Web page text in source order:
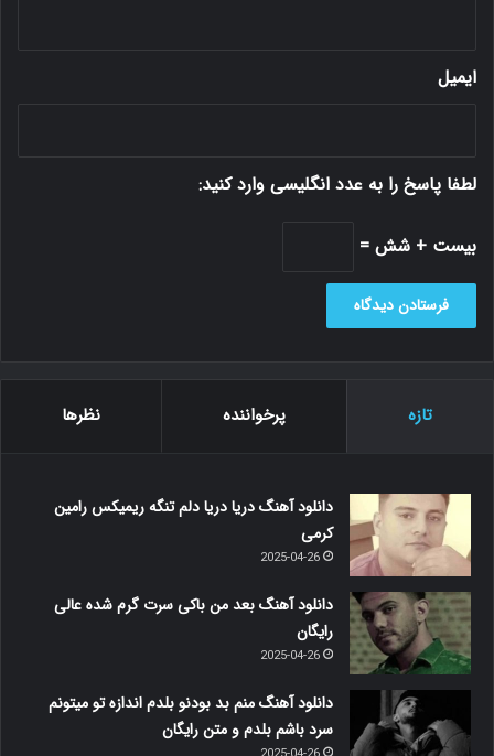
ایمیل
لطفا پاسخ را به عدد انگلیسی وارد کنید:
بیست + شش =
تازه پرخواننده نظرها
دانلود آهنگ دریا دریا دلم تنگه ریمیکس رامین
کرمی
2025-04-26
دانلود آهنگ بعد من باکی سرت گرم شده عالی
رایگان
2025-04-26
دانلود آهنگ منم بد بودنو بلدم اندازه تو میتونم
سرد باشم بلدم و متن رایگان